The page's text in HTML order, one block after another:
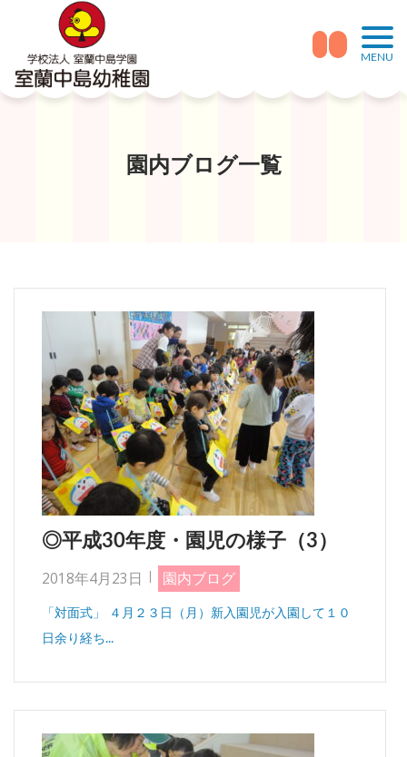
content
MENU
園内ブログ一覧
◎平成30年度・園児の様子（3）
2018年4月23日 園内ブログ
「対面式」 ４月２３日（月）新入園児が入園して１０
日余り経ち...